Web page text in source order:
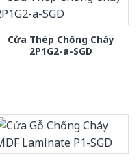
Cửa Thép Chống Cháy
2P1G2-a-SGD